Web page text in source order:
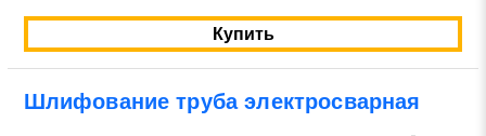
Купить
Шлифование труба электросварная